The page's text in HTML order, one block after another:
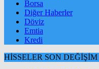
Borsa
Diğer Haberler
Döviz
Emtia
Kredi
HİSSELER SON DEĞİŞİM